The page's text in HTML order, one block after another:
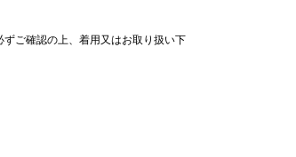
ご確認の上、着用又はお取り扱い下